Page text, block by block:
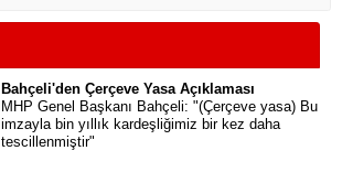
Bahçeli'den Çerçeve Yasa Açıklaması
MHP Genel Başkanı Bahçeli: "(Çerçeve yasa) Bu
imzayla bin yıllık kardeşliğimiz bir kez daha
tescillenmiştir"